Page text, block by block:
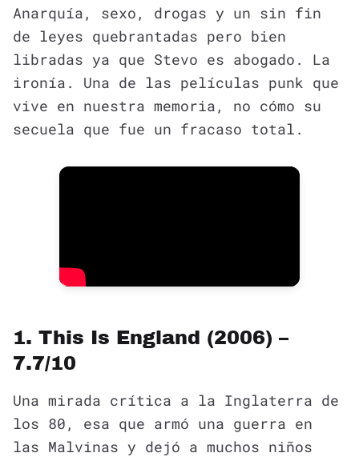
Anarquía, sexo, drogas y un sin fin
de leyes quebrantadas pero bien
libradas ya que Stevo es abogado. La
ironía. Una de las películas punk que
vive en nuestra memoria, no cómo su
secuela que fue un fracaso total.
1. This Is England (2006) –
7.7/10
Una mirada crítica a la Inglaterra de
los 80, esa que armó una guerra en
las Malvinas y dejó a muchos niños